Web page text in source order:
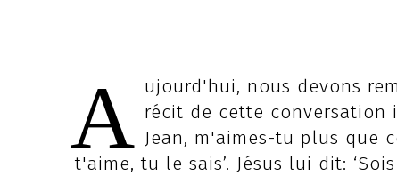
A ujourd'hui, nous devons
récit de cette conversation
Jean, m'aimes-tu plus que
t'aime, tu le sais’. Jésus lui dit: